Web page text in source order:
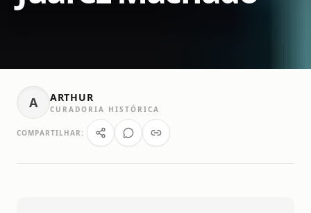
A ARTHUR
CURADORIA HISTÓRICA
COMPARTILHAR: